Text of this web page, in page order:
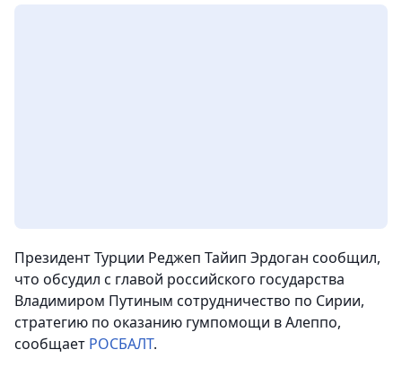
Президент Турции Реджеп Тайип Эрдоган сообщил,
что обсудил с главой российского государства
Владимиром Путиным сотрудничество по Сирии,
стратегию по оказанию гумпомощи в Алеппо,
сообщает РОСБАЛТ.